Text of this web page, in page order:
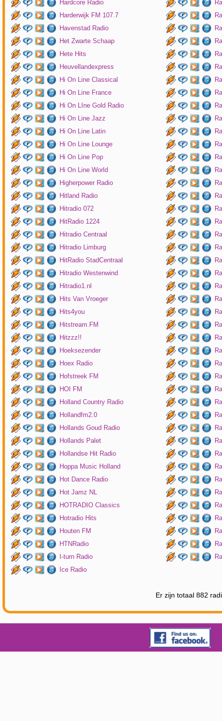
Hardcore Radio
Harderwijk FM 107.7
Havenstad Radio
Het Zwarte Schaap
Hete Hits
Heuvellandexpress
Hi On Line Classical
Hi On Line France
Hi On LIne Gold Radio
Hi On Line Jazz
Hi On Line Latin
Hi On Line Lounge
Hi On Line Pop
Hi On Line World
Higherpower Radio
Hitland Radio
Hitradio 072
HitRadio 1224
Hitradio Centraal
Hitradio Limburg
HitRadio StadCentraal
Hitradio Westenwind
Hitradio1.nl
Hits Van Vroeger
Hits4you
Hitstream.FM
Hitzzz!!
Hoeksezender
Hoex Radio
Hofstreek FM
HOI FM
Holland Country Radio
Hollandfm2.0
Hollands Goud Radio
Hollands Palet
Hollandse Hit Radio
Hoppa Music Holland
Hot Dance Radio
Hot Jamz NL
HOTRADIO Classics
Hotradio Hits
Houten FM
HTNRadio
I-turn Radio
Ice Radio
Er zijn totaal 882